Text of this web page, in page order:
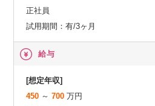
正社員
試用期間：有/3ヶ月
給与
[想定年収]
450 ～700 万円